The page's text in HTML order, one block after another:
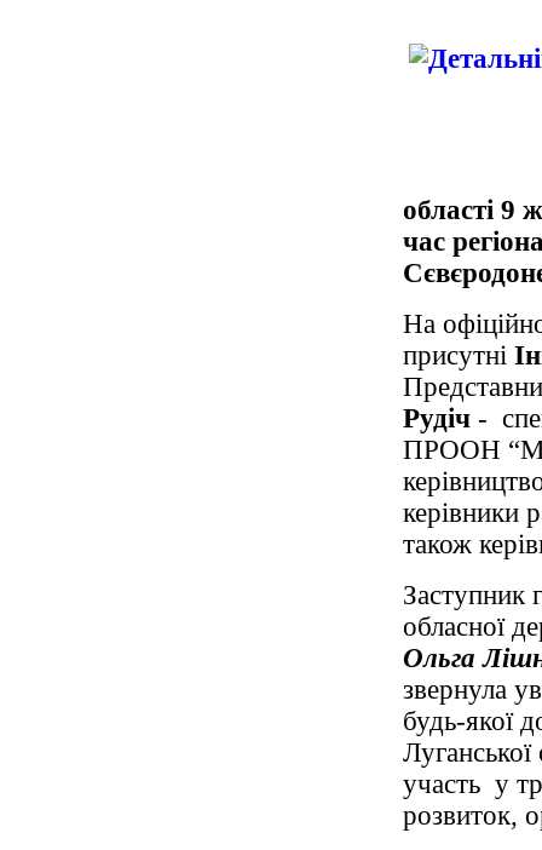
області 9
час
На
присутні
Рудіч -
ПРООН
керівники
також
Заступник
обласної
Ольга
звернула
будь-якої
Луганської
участь у
розвиток,